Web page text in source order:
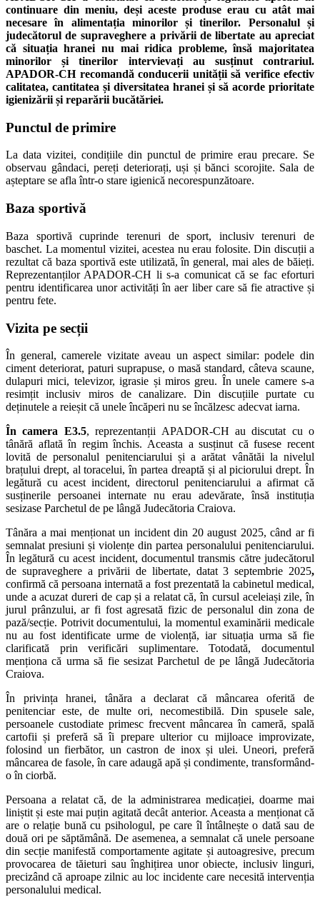
continuare din meniu, deși aceste produse erau cu atât mai
necesare în alimentația minorilor și tinerilor. Personalul și
judecătorul de supraveghere a privării de libertate au apreciat
că situația hranei nu mai ridica probleme, însă majoritatea
minorilor și tinerilor intervievați au susținut contrariul.
APADOR-CH recomandă conducerii unității să verifice efectiv
calitatea, cantitatea și diversitatea hranei și să acorde prioritate
igienizării și reparării bucătăriei.
Punctul de primire
La data vizitei, condițiile din punctul de primire erau precare. Se
observau gândaci, pereți deteriorați, uși și bănci scorojite. Sala de
așteptare se afla într-o stare igienică necorespunzătoare.
Baza sportivă
Baza sportivă cuprinde terenuri de sport, inclusiv terenuri de
baschet. La momentul vizitei, acestea nu erau folosite. Din discuții a
rezultat că baza sportivă este utilizată, în general, mai ales de băieți.
Reprezentanților APADOR-CH li s-a comunicat că se fac eforturi
pentru identificarea unor activități în aer liber care să fie atractive și
pentru fete.
Vizita pe secții
În general, camerele vizitate aveau un aspect similar: podele din
ciment deteriorat, paturi suprapuse, o masă standard, câteva scaune,
dulapuri mici, televizor, igrasie și miros greu. În unele camere s-a
resimțit inclusiv miros de canalizare. Din discuțiile purtate cu
deținutele a reieșit că unele încăperi nu se încălzesc adecvat iarna.
În camera E3.5, reprezentanții APADOR-CH au discutat cu o
tânără aflată în regim închis. Aceasta a susținut că fusese recent
lovită de personalul penitenciarului și a arătat vânătăi la nivelul
brațului drept, al toracelui, în partea dreaptă și al piciorului drept. În
legătură cu acest incident, directorul penitenciarului a afirmat că
susținerile persoanei internate nu erau adevărate, însă instituția
sesizase Parchetul de pe lângă Judecătoria Craiova.
Tânăra a mai menționat un incident din 20 august 2025, când ar fi
semnalat presiuni și violențe din partea personalului penitenciarului.
În legătură cu acest incident, documentul transmis către judecătorul
de supraveghere a privării de libertate, datat 3 septembrie 2025,
confirmă că persoana internată a fost prezentată la cabinetul medical,
unde a acuzat dureri de cap și a relatat că, în cursul aceleiași zile, în
jurul prânzului, ar fi fost agresată fizic de personalul din zona de
pază/secție. Potrivit documentului, la momentul examinării medicale
nu au fost identificate urme de violență, iar situația urma să fie
clarificată prin verificări suplimentare. Totodată, documentul
menționa că urma să fie sesizat Parchetul de pe lângă Judecătoria
Craiova.
În privința hranei, tânăra a declarat că mâncarea oferită de
penitenciar este, de multe ori, necomestibilă. Din spusele sale,
persoanele custodiate primesc frecvent mâncarea în cameră, spală
cartofii și preferă să îi prepare ulterior cu mijloace improvizate,
folosind un fierbător, un castron de inox și ulei. Uneori, preferă
mâncarea de fasole, în care adaugă apă și condimente, transformând-
o în ciorbă.
Persoana a relatat că, de la administrarea medicației, doarme mai
liniștit și este mai puțin agitată decât anterior. Aceasta a menționat că
are o relație bună cu psihologul, pe care îl întâlnește o dată sau de
două ori pe săptămână. De asemenea, a semnalat că unele persoane
din secție manifestă comportamente agitate și autoagresive, precum
provocarea de tăieturi sau înghițirea unor obiecte, inclusiv linguri,
precizând că aproape zilnic au loc incidente care necesită intervenția
personalului medical.